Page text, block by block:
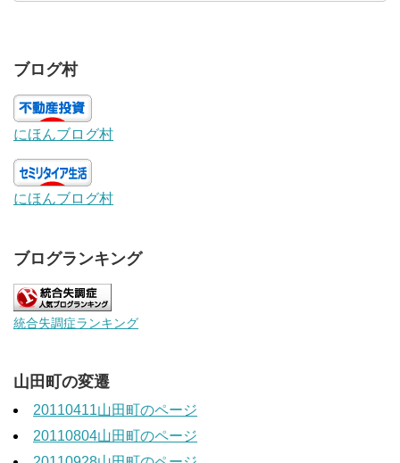
ブログ村
にほんブログ村
にほんブログ村
ブログランキング
統合失調症ランキング
山田町の変遷
20110411山田町のページ
20110804山田町のページ